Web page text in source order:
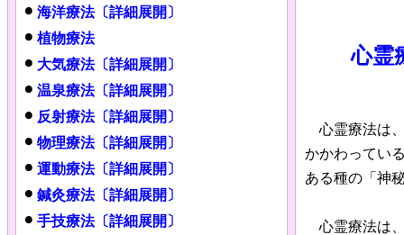
心霊
心霊療法は
かかわってい
ある種の「神
心霊療法は
海洋療法〔詳細展開〕
植物療法
大気療法〔詳細展開〕
温泉療法〔詳細展開〕
反射療法〔詳細展開〕
物理療法〔詳細展開〕
運動療法〔詳細展開〕
鍼灸療法〔詳細展開〕
手技療法〔詳細展開〕